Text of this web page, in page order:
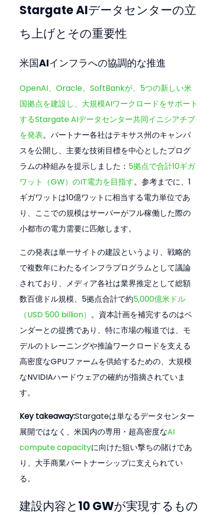
Stargate AIデータセンターの立
ち上げとその重要性
米国AIインフラへの協調的な推進
OpenAI、Oracle、SoftBankが、5つの新しい米
国拠点を建設し、大規模AIワークロードをサポート
するStargate AIデータセンター共同イニシアチブ
を発表。パートナー各社はテキサス州のキャンパ
スを公開し、主要な技術目標を中心としたプログ
ラムの枠組みを提示しました： 5拠点で合計10ギガ
ワット（GW）のIT電力を目指す。参考までに、1
ギガワットは10億ワットに相当する電力単位であ
り、ここでの規模はサーバーがフル稼働した際の
小都市の電力需要に匹敵します。
この発表は単一サイトの建設というより、戦略的
で複数年にわたるインフラプログラムとして議論
されており、メディア各社は業界推定として総額
数百億ドル規模、5拠点合計で約5,000億米ドル
（USD 500 billion） 。資本計画を補完するのはベ
ンダーとの提携であり、特に市場の報道では、モ
デルのトレーニングや推論ワークロードを支える
高密度なGPUファームを供給するための、大規模
なNVIDIAハードウェアの確約が指摘されていま
す。
Key takeaway:Stargateは単なるデータセンター
展開ではなく、米国内の専用・超高密度なAI
compute capacityに向けた狙い撃ちの賭けであ
り、大手商業パートナーシップに支えられてい
る。
建設内容と10 GWが実現するもの